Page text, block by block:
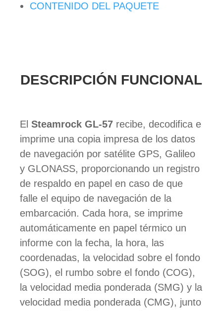
CONTENIDO DEL PAQUETE
DESCRIPCIÓN FUNCIONAL
El Steamrock GL-57 recibe, decodifica e
imprime una copia impresa de los datos
de navegación por satélite GPS, Galileo
y GLONASS, proporcionando un registro
de respaldo en papel en caso de que
falle el equipo de navegación de la
embarcación. Cada hora, se imprime
automáticamente en papel térmico un
informe con la fecha, la hora, las
coordenadas, la velocidad sobre el fondo
(SOG), el rumbo sobre el fondo (COG),
la velocidad media ponderada (SMG) y la
velocidad media ponderada (CMG), junto